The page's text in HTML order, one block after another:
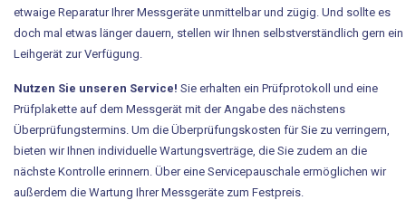
Service
Reparaturservice
Kontakt
etwaige Reparatur Ihrer Messgeräte unmittelbar und zügig. Und sollte es
doch mal etwas länger dauern, stellen wir Ihnen selbstverständlich gern ein
Leihgerät zur Verfügung.
Nutzen Sie unseren Service! Sie erhalten ein Prüfprotokoll und eine
Prüfplakette auf dem Messgerät mit der Angabe des nächstens
Überprüfungstermins. Um die Überprüfungskosten für Sie zu verringern,
bieten wir Ihnen individuelle Wartungsverträge, die Sie zudem an die
nächste Kontrolle erinnern. Über eine Servicepauschale ermöglichen wir
außerdem die Wartung Ihrer Messgeräte zum Festpreis.